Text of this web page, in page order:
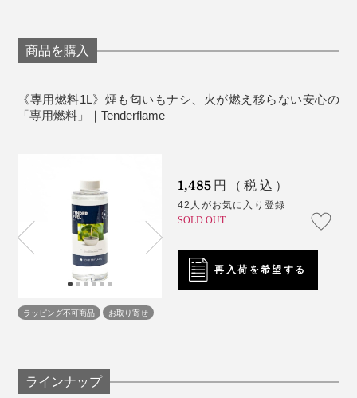
換気のよい場所で使用してください。
い。
本燃料の主成分にはグリコールが含まれます。廃棄
商品を購入
《専用燃料1L》煙も匂いもナシ、火が燃え移らない安心の
「専用燃料」｜Tenderflame
ラッピング不可商品 お取り寄せ
1,485 円（税込）
42人がお気に入り登録
SOLD OUT
再入荷を希望する
ラインナップ